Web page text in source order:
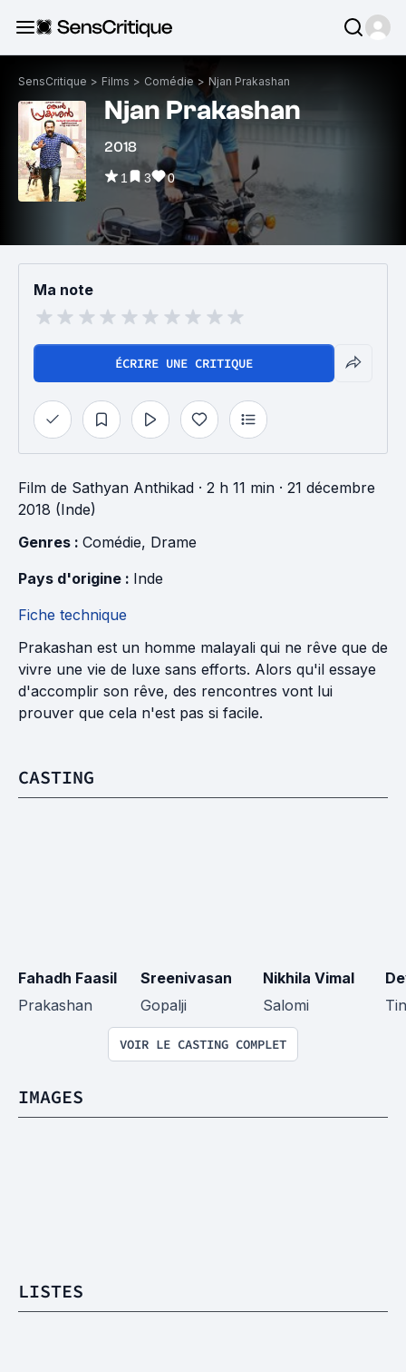
SensCritique > Films > Comédie > Njan Prakashan
Njan Prakashan
2018
1 3 0
Ma note
ÉCRIRE UNE CRITIQUE
Film de Sathyan Anthikad · 2 h 11 min · 21 décembre
2018 (Inde)
Genres : Comédie, Drame
Pays d'origine : Inde
Fiche technique
Prakashan est un homme malayali qui ne rêve que de
vivre une vie de luxe sans efforts. Alors qu'il essaye
d'accomplir son rêve, des rencontres vont lui
prouver que cela n'est pas si facile.
CASTING
Fahadh Faasil
Prakashan
Sreenivasan
Gopalji
Nikhila Vimal
Salomi
VOIR LE CASTING COMPLET
IMAGES
LISTES